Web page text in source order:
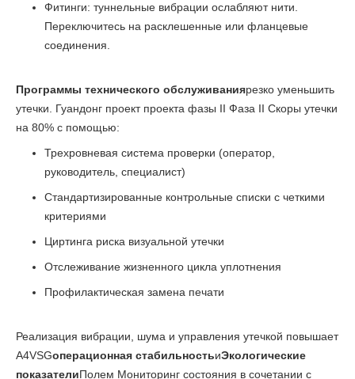
Фитинги: туннельные вибрации ослабляют нити.
Переключитесь на расклешенные или фланцевые
соединения.
Программы технического обслуживаниярезко уменьшить
утечки. Гуандонг проект проекта фазы II Фаза II Скоры утечки
на 80% с помощью:
Трехровневая система проверки (оператор,
руководитель, специалист)
Стандартизированные контрольные списки с четкими
критериями
Циртинга риска визуальной утечки
Отслеживание жизненного цикла уплотнения
Профилактическая замена печати
Реализация вибрации, шума и управления утечкой повышает
A4VSGоперационная стабильностьиЭкологические
показателиПолем Мониторинг состояния в сочетании с